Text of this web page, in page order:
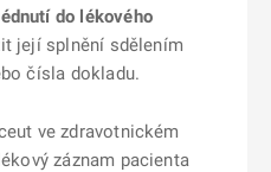
do lékového
její splnění sdělením
čísla dokladu.
ve zdravotnickém
záznam pacienta